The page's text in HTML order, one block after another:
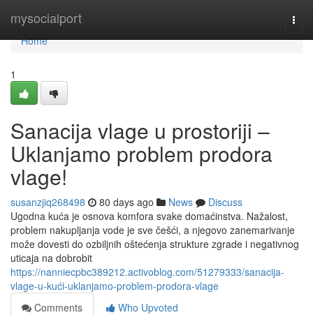
mysocialport
Home
Home
1
Sanacija vlage u prostoriji –
Uklanjamo problem prodora
vlage!
susanzjiq268498 80 days ago News
Discuss
Ugodna kuća je osnova komfora svake domaćinstva. Nažalost,
problem nakupljanja vode je sve češći, a njegovo zanemarivanje
može dovesti do ozbiljnih oštećenja strukture zgrade i negativnog
uticaja na dobrobit
https://nanniecpbc389212.activoblog.com/51279333/sanacija-
vlage-u-kući-uklanjamo-problem-prodora-vlage
Comments
Who Upvoted